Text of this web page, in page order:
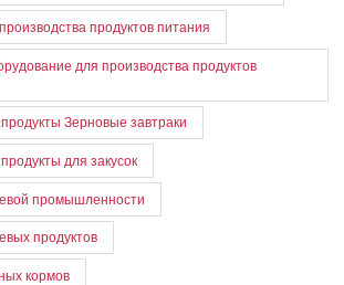
продуктов питания
для производства продуктов
Зерновые завтраки
для закусок
промышленности
продуктов
кормов